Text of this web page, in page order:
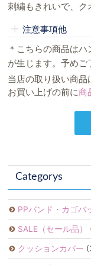
刺繍もきれいで、ク
注意事項他
＊こちらの商品は
が生じます。予めご
当店の取り扱い商品
お買い上げの前に商
Categorys
PPバンド・カゴバ
SALE（セール品）
クッションカバー